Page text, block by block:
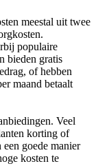
meestal uit twee
populaire
bieden gratis
of hebben
maand betaalt
Veel
korting of
goede manier
kosten te